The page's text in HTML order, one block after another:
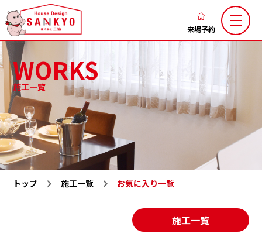
香
の
新
築
注
文
住
宅
な
ハ
来場予約
三協のこだわり 家づくりの流れ
ブログ
お客様の声
施工お気に入り
LaxsⅡ 高性能規格住宅『ミライカ』
施工一覧
展示場一覧
WORKS
施工一覧
トップ 施工一覧 お気に入り一覧
施工一覧